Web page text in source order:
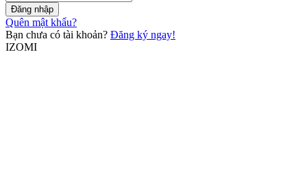
Đăng nhập
Quên mật khẩu?
Bạn chưa có tài khoản? Đăng ký ngay!
IZOMI